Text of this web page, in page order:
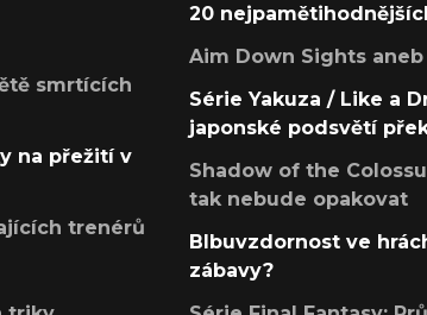
smrtících
na přežití v
trenérů
20
Aim Down Sights
Série Yakuza / Like a
japonské podsvětí
Shadow of the
tak nebude opakovat
Blbuvzdornost ve
zábavy?